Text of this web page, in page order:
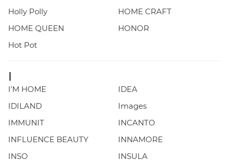
Holly Polly
HOME CRAFT
HOME QUEEN
HONOR
Hot Pot
I
I'M HOME
IDEA
IDILAND
Images
IMMUNIT
INCANTO
INFLUENCE BEAUTY
INNAMORE
INSO
INSULA